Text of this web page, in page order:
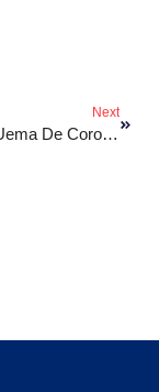
Next
Alunos Da Uema De Coroatá/MA Criam Bengala Inteligente